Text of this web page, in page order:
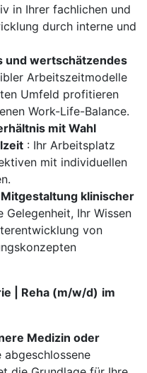
in Ihrer fachlichen und
durch interne und
und wertschätzendes
Arbeitszeitmodelle
Umfeld profitieren
Work-Life-Balance.
mit Wahl
: Ihr Arbeitsplatz
mit individuellen
klinischer
Gelegenheit, Ihr Wissen
von
| Reha (m/w/d) im
Medizin oder
abgeschlossene